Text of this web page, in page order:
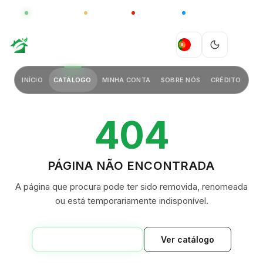
GLOBAL CHINA
PT
INÍCIO CATÁLOGO MINHA CONTA SOBRE NÓS CRÉDITO
404
PÁGINA NÃO ENCONTRADA
A página que procura pode ter sido removida, renomeada
ou está temporariamente indisponível.
Ver catálogo